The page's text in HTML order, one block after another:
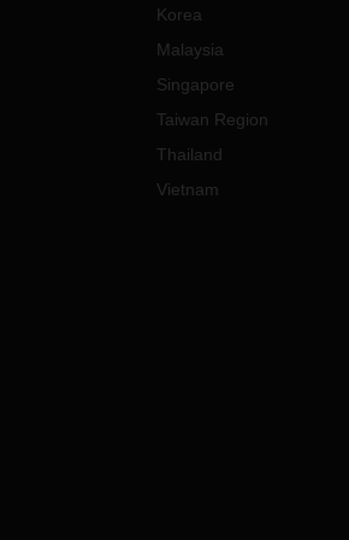
Korea
Malaysia
Singapore
Taiwan Region
Thailand
Vietnam